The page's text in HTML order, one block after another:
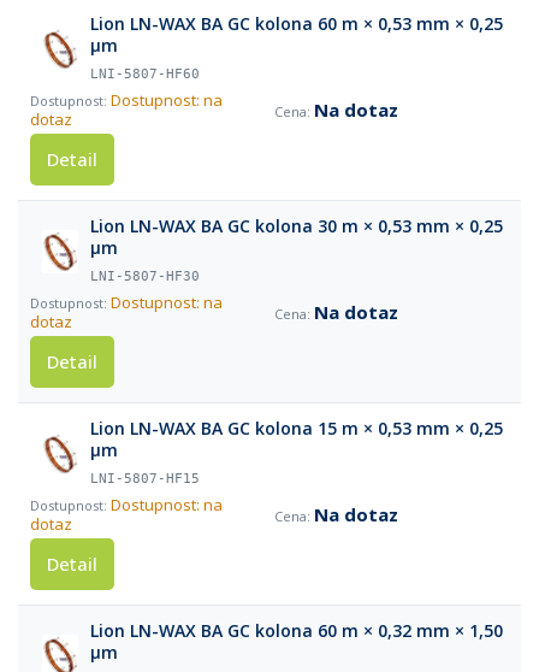
Lion LN-WAX BA GC kolona 60 m × 0,53 mm × 0,25
µm
LNI-5807-HF60
Dostupnost: na
dotaz
Na dotaz
Detail
Lion LN-WAX BA GC kolona 30 m × 0,53 mm × 0,25
µm
LNI-5807-HF30
Dostupnost: na
dotaz
Na dotaz
Detail
Lion LN-WAX BA GC kolona 15 m × 0,53 mm × 0,25
µm
LNI-5807-HF15
Dostupnost: na
dotaz
Na dotaz
Detail
Lion LN-WAX BA GC kolona 60 m × 0,32 mm × 1,50
µm